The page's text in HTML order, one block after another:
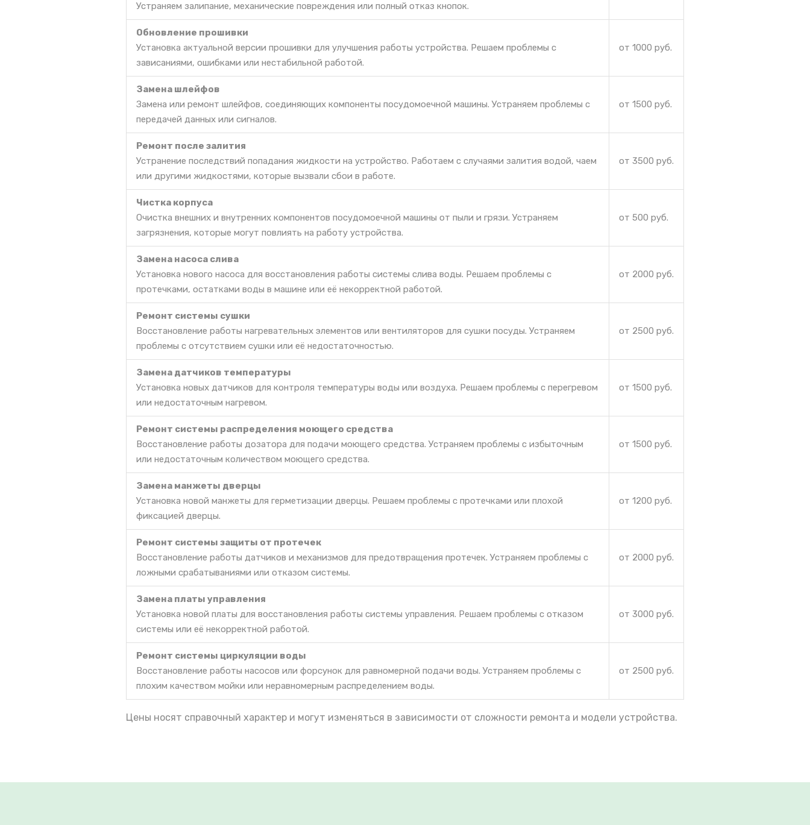
Устраняем залипание, механические повреждения или полный отказ кнопок.
Обновление прошивки
Установка актуальной версии прошивки для улучшения работы устройства. Решаем проблемы с
зависаниями, ошибками или нестабильной работой.
от 1000 руб.
Замена шлейфов
Замена или ремонт шлейфов, соединяющих компоненты посудомоечной машины. Устраняем проблемы с
передачей данных или сигналов.
от 1500 руб.
Ремонт после залития
Устранение последствий попадания жидкости на устройство. Работаем с случаями залития водой, чаем
или другими жидкостями, которые вызвали сбои в работе.
от 3500 руб.
Чистка корпуса
Очистка внешних и внутренних компонентов посудомоечной машины от пыли и грязи. Устраняем
загрязнения, которые могут повлиять на работу устройства.
от 500 руб.
Замена насоса слива
Установка нового насоса для восстановления работы системы слива воды. Решаем проблемы с
протечками, остатками воды в машине или её некорректной работой.
от 2000 руб.
Ремонт системы сушки
Восстановление работы нагревательных элементов или вентиляторов для сушки посуды. Устраняем
проблемы с отсутствием сушки или её недостаточностью.
от 2500 руб.
Замена датчиков температуры
Установка новых датчиков для контроля температуры воды или воздуха. Решаем проблемы с перегревом
или недостаточным нагревом.
от 1500 руб.
Ремонт системы распределения моющего средства
Восстановление работы дозатора для подачи моющего средства. Устраняем проблемы с избыточным
или недостаточным количеством моющего средства.
от 1500 руб.
Замена манжеты дверцы
Установка новой манжеты для герметизации дверцы. Решаем проблемы с протечками или плохой
фиксацией дверцы.
от 1200 руб.
Ремонт системы защиты от протечек
Восстановление работы датчиков и механизмов для предотвращения протечек. Устраняем проблемы с
ложными срабатываниями или отказом системы.
от 2000 руб.
Замена платы управления
Установка новой платы для восстановления работы системы управления. Решаем проблемы с отказом
системы или её некорректной работой.
от 3000 руб.
Ремонт системы циркуляции воды
Восстановление работы насосов или форсунок для равномерной подачи воды. Устраняем проблемы с
плохим качеством мойки или неравномерным распределением воды.
от 2500 руб.
Цены носят справочный характер и могут изменяться в зависимости от сложности ремонта и модели устройства.